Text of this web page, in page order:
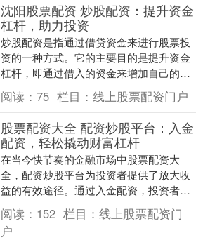
沈阳股票配资 炒股配资：提升资金
杠杆，助力投资
炒股配资是指通过借贷资金来进行股票投
资的一种方式。它的主要目的是提升资金
杠杆，即通过借入的资金来增加自己的投
资规模，从而提高投资收益。 杠杆可以放
大投资收益。例....
阅读： 75 栏目： 线上股票配资门户
股票配资大全 配资炒股平台：入金
配资，轻松撬动财富杠杆
在当今快节奏的金融市场中股票配资大
全，配资炒股平台为投资者提供了放大收
益的有效途径。通过入金配资，投资者可
以轻松撬动财富杠杆，以小博大，实现财
富增值。 1. "....
阅读： 152 栏目： 线上股票配资门
户